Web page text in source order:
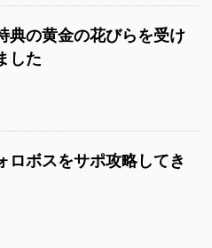
典の黄金の花びらを受け
した
ロボスをサポ攻略してき